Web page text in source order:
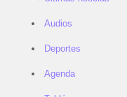
Audios
Deportes
Agenda